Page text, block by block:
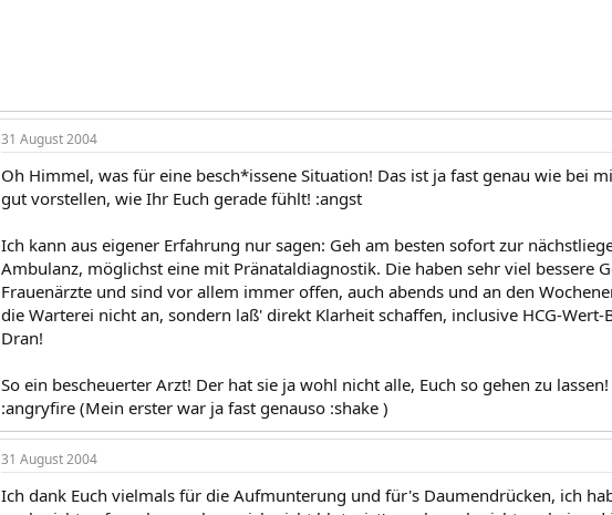
31 August 2004
Oh Himmel, was für eine besch*issene Situation! Das ist ja fast genau wie bei
gut vorstellen, wie Ihr Euch gerade fühlt! :angst
Ich kann aus eigener Erfahrung nur sagen: Geh am besten sofort zur
Ambulanz, möglichst eine mit Pränataldiagnostik. Die haben sehr viel bessere
Frauenärzte und sind vor allem immer offen, auch abends und an den
die Warterei nicht an, sondern laß' direkt Klarheit schaffen, inclusive HCG-
Dran!
So ein bescheuerter Arzt! Der hat sie ja wohl nicht alle, Euch so gehen zu
:angryfire (Mein erster war ja fast genauso :shake )
31 August 2004
Ich dank Euch vielmals für die Aufmunterung und für's Daumendrücken, ich